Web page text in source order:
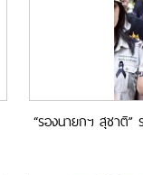
“รองนายกฯ สุชาติ”